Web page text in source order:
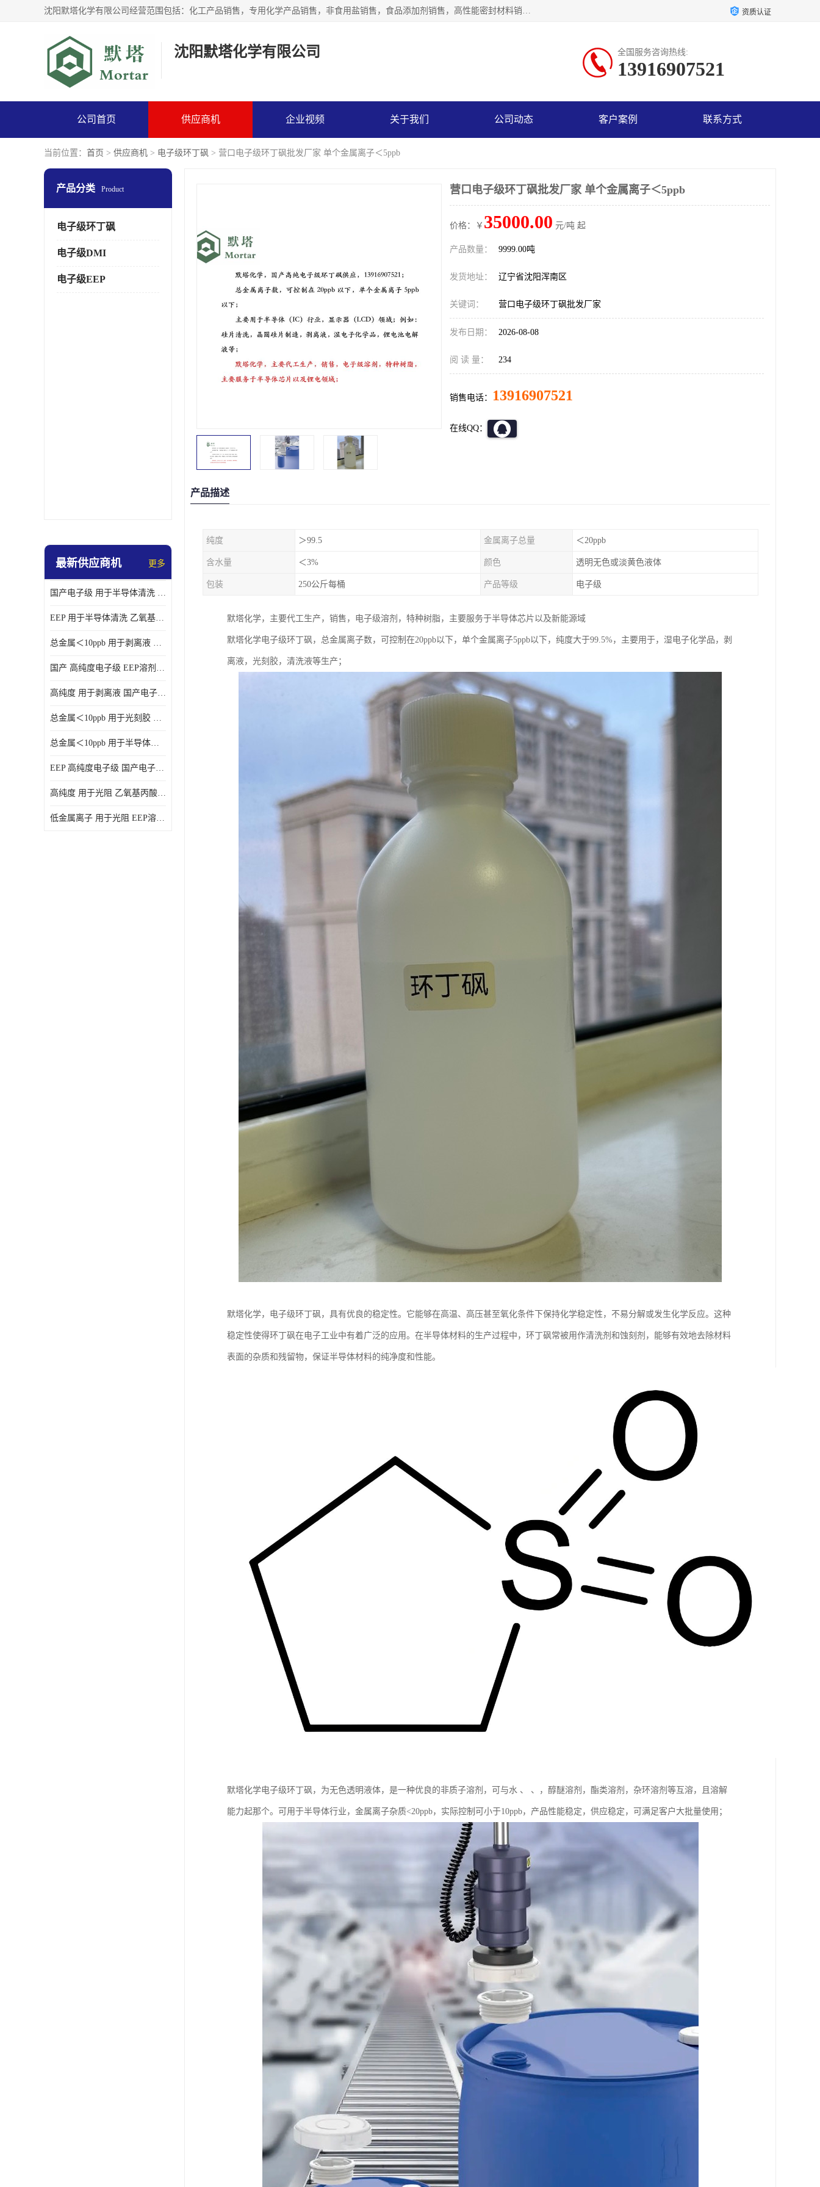
沈阳默塔化学有限公司经营范围包括：化工产品销售，专用化学产品销售，非食用盐销售，食品添加剂销售，高性能密封材料销售，涂料销售，合成材料销售，工程塑料及合成树脂销售等；主要产品有高纯电子级环丁砜，总金属离子可控制在ppb级别、纯度高、颜色浅、耐高温分解时间长，特别适合于半导体制造，硅片晶圆制造，清洗湿电子化学品，锂电池电解液，电子油墨，特种材料等高端行业；也适用于医药合成。 资质认证
沈阳默塔化学有限公司 全国服务咨询热线:
13916907521
公司首页 供应商机 企业视频 关于我们 公司动态 客户案例 联系方式
当前位置： 首页 > 供应商机 > 电子级环丁砜 > 营口电子级环丁砜批发厂家 单个金属离子＜5ppb
产品分类 Product
电子级环丁砜
电子级DMI
电子级EEP
最新供应商机 更多
国产电子级 用于半导体清洗 EEP溶剂电子级
EEP 用于半导体清洗 乙氧基丙酸乙酯电子级
总金属＜10ppb 用于剥离液 电子级EEP
国产 高纯度电子级 EEP溶剂电子级
高纯度 用于剥离液 国产电子级EEP
总金属＜10ppb 用于光刻胶 电子级EEP溶剂
总金属＜10ppb 用于半导体清洗 3-乙氧基丙酸乙酯电子级
EEP 高纯度电子级 国产电子级EEP
高纯度 用于光阻 乙氧基丙酸乙酯电子级
低金属离子 用于光阻 EEP溶剂电子级
营口电子级环丁砜批发厂家 单个金属离子＜5ppb
价格：￥ 35000.00 元/吨 起
产品数量： 9999.00吨
发货地址： 辽宁省沈阳浑南区
关键词： 营口电子级环丁砜批发厂家
发布日期： 2026-08-08
阅 读 量： 234
销售电话： 13916907521
在线QQ：
产品描述
纯度 ＞99.5 金属离子总量 ＜20ppb
含水量 ＜3% 颜色 透明无色或淡黄色液体
包装 250公斤每桶 产品等级 电子级
默塔化学，主要代工生产，销售，电子级溶剂，特种树脂，主要服务于半导体芯片以及新能源域
默塔化学电子级环丁砜，总金属离子数，可控制在20ppb以下，单个金属离子5ppb以下，纯度大于99.5%，主要用于，湿电子化学品，剥
离液，光刻胶，清洗液等生产；
默塔化学，电子级环丁砜，具有优良的稳定性。它能够在高温、高压甚至氧化条件下保持化学稳定性，不易分解或发生化学反应。这种
稳定性使得环丁砜在电子工业中有着广泛的应用。在半导体材料的生产过程中，环丁砜常被用作清洗剂和蚀刻剂，能够有效地去除材料
表面的杂质和残留物，保证半导体材料的纯净度和性能。
默塔化学电子级环丁砜，为无色透明液体，是一种优良的非质子溶剂，可与水 、 、，醇醚溶剂，酯类溶剂，杂环溶剂等互溶，且溶解
能力起那个。可用于半导体行业，金属离子杂质<20ppb，实际控制可小于10ppb，产品性能稳定，供应稳定，可满足客户大批量使用；